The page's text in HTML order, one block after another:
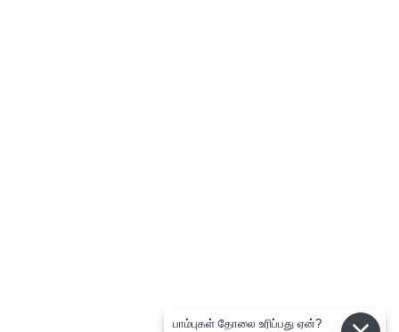
பாம்புகள் தோலை உரிப்பது ஏன்?